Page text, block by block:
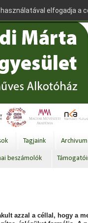
Tagjaink Archivum
beszámolók
azzal a céllal, hogy a
elfogadja a